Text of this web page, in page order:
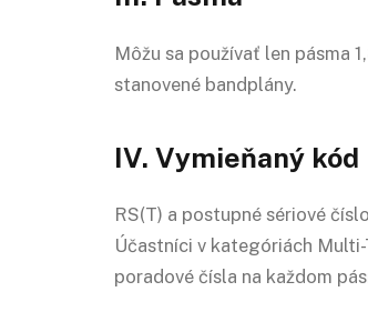
Môžu sa používať len pásma
stanovené bandplány.
IV. Vymieňaný kód
RS(T) a postupné sériové
Účastníci v kategóriách
poradové čísla na každom